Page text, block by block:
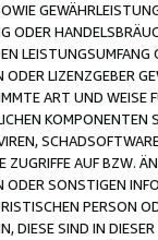
ODER
LIZENZGEBER
ART UND
AUF BZW.
SONSTIGEN
PERSON
DIESE SIND IN